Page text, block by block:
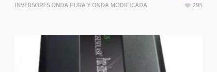
INVERSORES ONDA PURA Y ONDA MODIFICADA
295